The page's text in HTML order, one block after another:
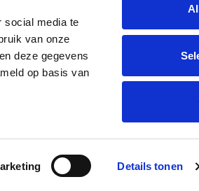
social media te
van onze
deze gegevens
op basis van
Details tonen
Menstruatiepijn: wat
mag je sporten)?
Overgangsklachten:
Algemene Voorwaarden